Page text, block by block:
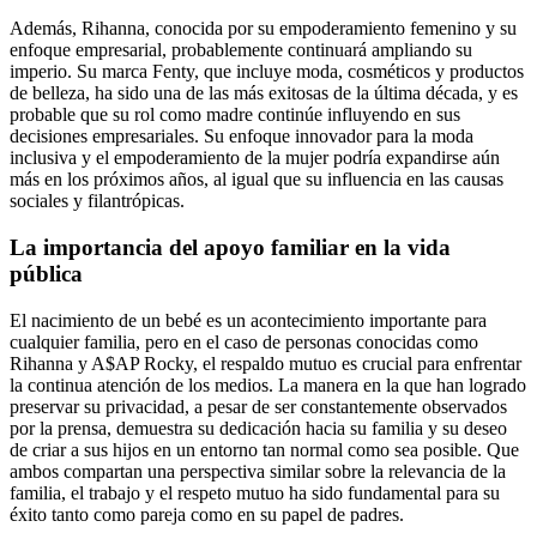
Además, Rihanna, conocida por su empoderamiento femenino y su
enfoque empresarial, probablemente continuará ampliando su
imperio. Su marca Fenty, que incluye moda, cosméticos y productos
de belleza, ha sido una de las más exitosas de la última década, y es
probable que su rol como madre continúe influyendo en sus
decisiones empresariales. Su enfoque innovador para la moda
inclusiva y el empoderamiento de la mujer podría expandirse aún
más en los próximos años, al igual que su influencia en las causas
sociales y filantrópicas.
La importancia del apoyo familiar en la vida
pública
El nacimiento de un bebé es un acontecimiento importante para
cualquier familia, pero en el caso de personas conocidas como
Rihanna y A$AP Rocky, el respaldo mutuo es crucial para enfrentar
la continua atención de los medios. La manera en la que han logrado
preservar su privacidad, a pesar de ser constantemente observados
por la prensa, demuestra su dedicación hacia su familia y su deseo
de criar a sus hijos en un entorno tan normal como sea posible. Que
ambos compartan una perspectiva similar sobre la relevancia de la
familia, el trabajo y el respeto mutuo ha sido fundamental para su
éxito tanto como pareja como en su papel de padres.